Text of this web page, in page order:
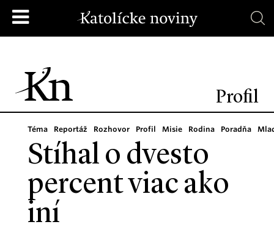
Profil
Téma Reportáž Rozhovor Profil Misie Rodina Poradňa
Stíhal o dvesto
percent viac ako
iní